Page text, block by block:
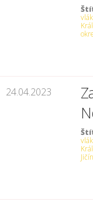
24.04.2023
Jičín